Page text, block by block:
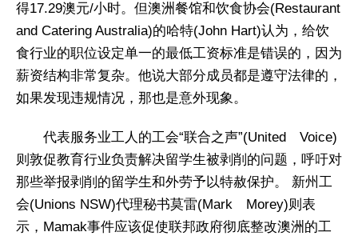
得17.29澳元/小时。但澳洲餐馆和饮食协会(Restaurant
and Catering Australia)的哈特(John Hart)认为，给饮
食行业的职位设定单一的最低工资标准是错误的，因为
薪资结构非常复杂。他说大部分成员都是遵守法律的，
如果发现违规情况，那也是意外现象。
代表服务业工人的工会“联合之声”(United Voice)
则敦促教育行业负责解决留学生被剥削的问题，呼吁对
那些举报剥削的留学生和外劳予以特赦保护。 新州工
会(Unions NSW)代理秘书莫雷(Mark Morey)则表
示，Mamak事件应该促使联邦政府彻底整改澳洲的工